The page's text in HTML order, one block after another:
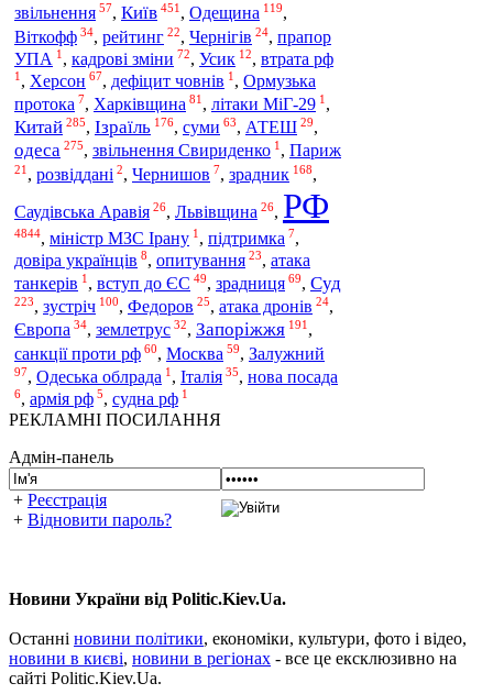
звільнення 57, Київ 451, Одещина 119,
Віткофф 34, рейтинг 22, Чернігів 24, прапор
УПА 1 , кадрові зміни 72, Усик 12, втрата рф
1, Херсон 67, дефіцит човнів 1, Ормузька
протока 7, Харківщина 81 , літаки МіГ-29 1 ,
Китай 285, Ізраїль 176, суми 63, АТЕШ 29,
одеса 275, звільнення Свириденко 1, Париж
21 , розвіддані 2, Чернишов 7, зрадник 168,
Саудівська Аравія 26, Львівщина 26, РФ
4844, міністр МЗС Ірану 1 , підтримка 7,
довіра українців 8, опитування 23, атака
танкерів 1 , вступ до ЄС 49, зрадниця 69, Суд
223, зустріч 100, Федоров 25, атака дронів 24,
Європа 34, землетрус 32, Запоріжжя 191,
санкції проти рф 60, Москва 59, Залужний
97, Одеська облрада 1 , Італія 35, нова посада
6, армія рф 5, судна рф 1
РЕКЛАМНІ ПОСИЛАННЯ
Адмін-панель
+ Реєстрація
+ Відновити пароль?
Новини України від Politic.Kiev.Ua.
Останні новини політики, економіки, культури, фото і відео,
новини в києві, новини в регіонах - все це ексклюзивно на
сайті Politic.Kiev.Ua.